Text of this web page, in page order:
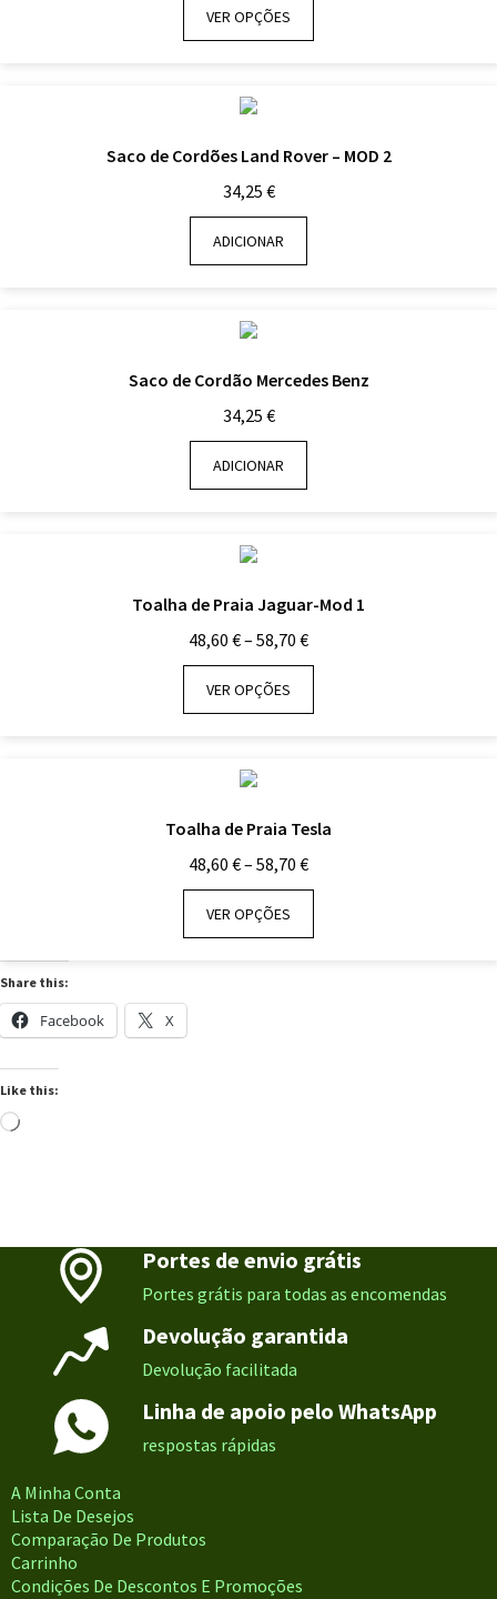
VER OPÇÕES
Saco de Cordões Land Rover – MOD 2
34,25 €
ADICIONAR
Saco de Cordão Mercedes Benz
34,25 €
ADICIONAR
Toalha de Praia Jaguar-Mod 1
48,60 €– 58,70 €Price
range:
VER OPÇÕES
Toalha de Praia Tesla
48,60 €– 58,70 €Price
range:
VER OPÇÕES
Share this:
Facebook X
Like this:
Loading…
Portes de envio grátis
Portes grátis para todas as encomendas
Devolução garantida
Devolução facilitada
Linha de apoio pelo WhatsApp
respostas rápidas
A Minha Conta
Lista De Desejos
Comparação De Produtos
Carrinho
Condições De Descontos E Promoções